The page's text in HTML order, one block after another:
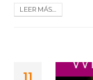
LEER MÁS...
11